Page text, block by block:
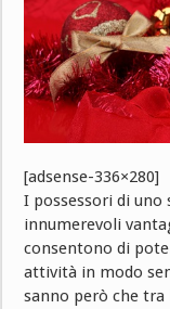
[adsense-336×280]
I possessori di
innumerevoli
consentono di
attività in modo
sanno però che tra